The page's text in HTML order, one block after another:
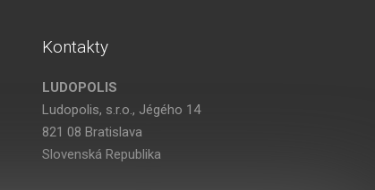
Kontakty
LUDOPOLIS
Ludopolis, s.r.o., Jégého 14
821 08 Bratislava
Slovenská Republika